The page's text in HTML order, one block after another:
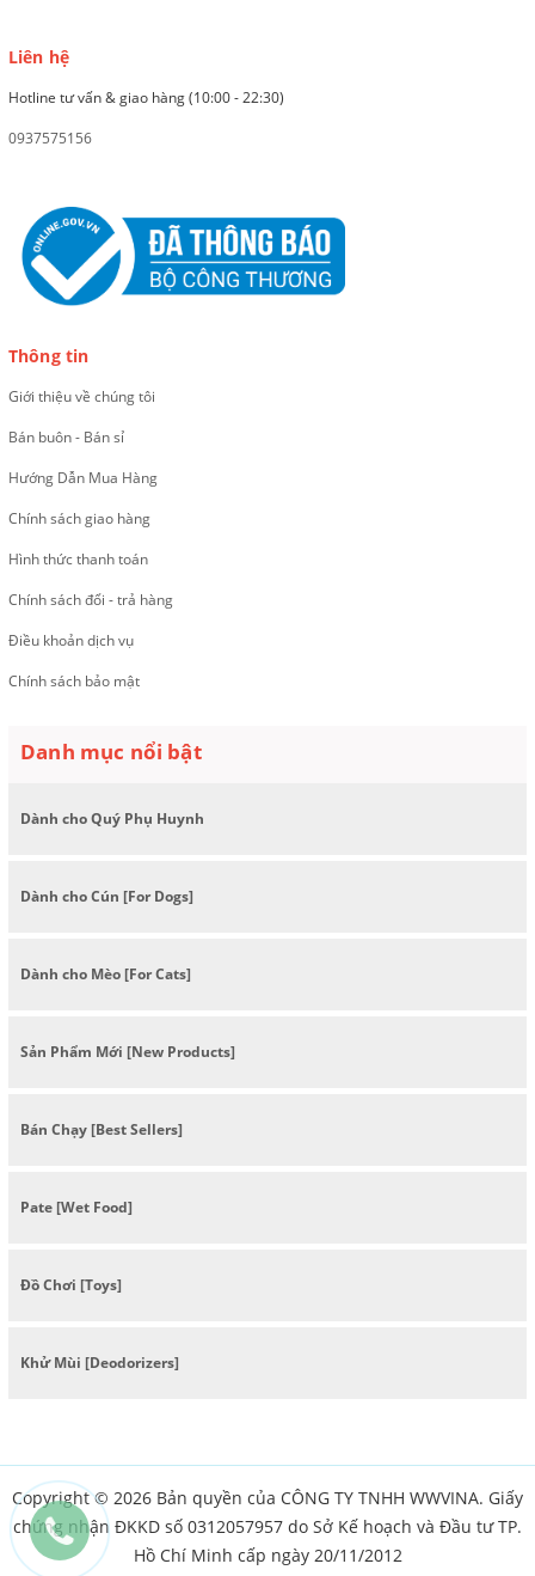
Liên hệ
Hotline tư vấn & giao hàng (10:00 - 22:30)
0937575156
Thông tin
Giới thiệu về chúng tôi
Bán buôn - Bán sỉ
Hướng Dẫn Mua Hàng
Chính sách giao hàng
Hình thức thanh toán
Chính sách đổi - trả hàng
Điều khoản dịch vụ
Chính sách bảo mật
Danh mục nổi bật
Dành cho Quý Phụ Huynh
Dành cho Cún [For Dogs]
Dành cho Mèo [For Cats]
Sản Phẩm Mới [New Products]
Bán Chạy [Best Sellers]
Pate [Wet Food]
Đồ Chơi [Toys]
Khử Mùi [Deodorizers]
Copyright © 2026 Bản quyền của CÔNG TY TNHH WWVINA. Giấy
chứng nhận ĐKKD số 0312057957 do Sở Kế hoạch và Đầu tư TP.
Hồ Chí Minh cấp ngày 20/11/2012